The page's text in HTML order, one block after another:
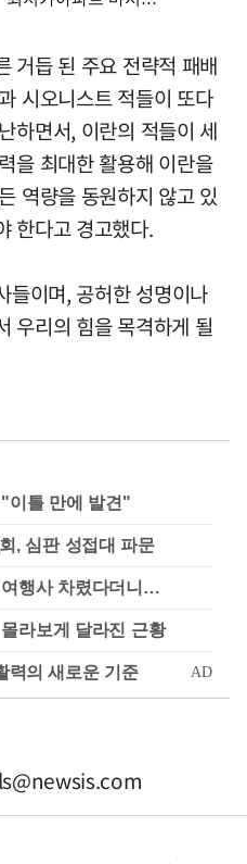
거듭 된 주요 전략적 패배
시오니스트 적들이 또다
하면서, 이란의 적들이 세
을 최대한 활용해 이란을
역량을 동원하지 않고 있
한다고 경고했다.
들이며, 공허한 성명이나
우리의 힘을 목격하게 될
이틀 만에 발견"
, 심판 성접대 파문
행사 차렸다더니…
라보게 달라진 근황